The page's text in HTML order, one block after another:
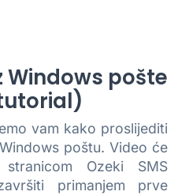
Windows pošte
vam kako proslijediti
poštu. Video će
Ozeki SMS
primanjem prve